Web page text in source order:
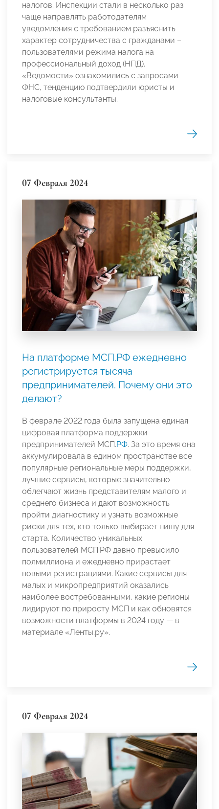
налогов. Инспекции стали в несколько раз
чаще направлять работодателям
уведомления с требованием разъяснить
характер сотрудничества с гражданами –
пользователями режима налога на
профессиональный доход (НПД).
«Ведомости» ознакомились с запросами
ФНС, тенденцию подтвердили юристы и
налоговые консультанты.
07 Февраля 2024
На платформе МСП.РФ ежедневно
регистрируется тысяча
предпринимателей. Почему они это
делают?
В феврале 2022 года была запущена единая
цифровая платформа поддержки
предпринимателей МСП.РФ. За это время она
аккумулировала в едином пространстве все
популярные региональные меры поддержки,
лучшие сервисы, которые значительно
облегчают жизнь представителям малого и
среднего бизнеса и дают возможность
пройти диагностику и узнать возможные
риски для тех, кто только выбирает нишу для
старта. Количество уникальных
пользователей МСП.РФ давно превысило
полмиллиона и ежедневно прирастает
новыми регистрациями. Какие сервисы для
малых и микропредприятий оказались
наиболее востребованными, какие регионы
лидируют по приросту МСП и как обновятся
возможности платформы в 2024 году — в
материале «Ленты.ру».
07 Февраля 2024